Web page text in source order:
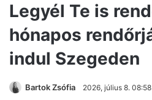
Legyél Te is
hónapos
indul Szegeden
Bartok Zsófia 2026, július 8. 08:58